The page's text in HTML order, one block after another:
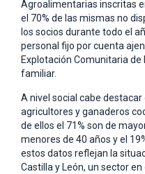
Agroalimentarias inscritas
el 70% de las mismas no
los socios durante todo el
personal fijo por cuenta
Explotación Comunitaria
familiar.
A nivel social cabe
agricultores y ganaderos
de ellos el 71% son de
menores de 40 años y el
estos datos reflejan la
Castilla y León, un sector